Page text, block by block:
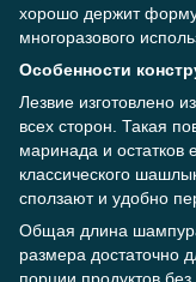
хорошо держит
многоразового
Особенности
Лезвие изготовлено
всех сторон. Такая
маринада и
классического
сползают и удобно
Общая длина
размера достаточно